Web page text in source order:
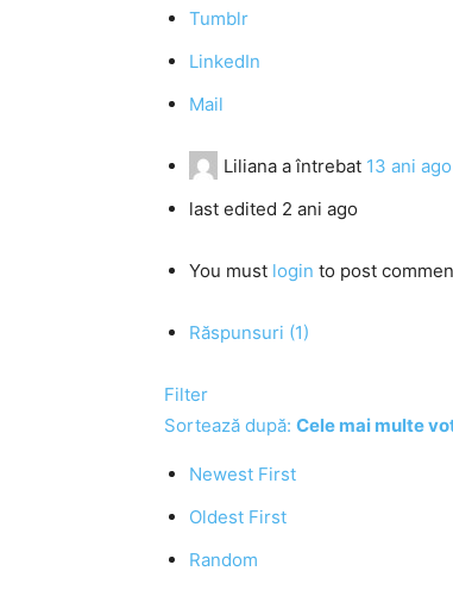
Tumblr
LinkedIn
Mail
Liliana a întrebat 13 ani ago
last edited 2 ani ago
You must login to post
Răspunsuri (1)
Filter
Sortează după: Cele mai multe
Newest First
Oldest First
Random